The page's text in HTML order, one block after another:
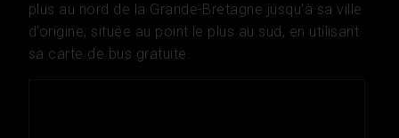
plus au nord de la Grande-Bretagne jusqu’à sa ville
d’origine, située au point le plus au sud, en utilisant
sa carte de bus gratuite.